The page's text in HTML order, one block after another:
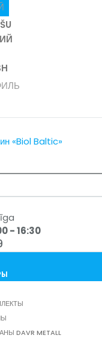
- 16:30
DAVR METALL